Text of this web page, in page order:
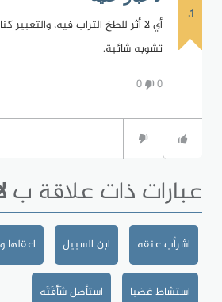
1.
أي لا أثر للطخ التراب فيه، والتعبير
تشوبه شائبة.
0
0
عبارات ذات علاقة ب
اشرأب عنقه ابن السبيل اعقلها
استشاط غضبا استأصل شَأْفَتَه